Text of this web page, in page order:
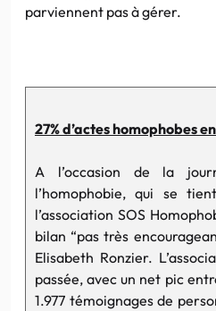
parviennent pas à gérer.
27% d’acteshomophobes
A l’occasion de la
l’homophobie, qui se
l’association SOS
bilan “pas très
Elisabeth Ronzier.
passée, avec un net pic
1.977 témoignages de